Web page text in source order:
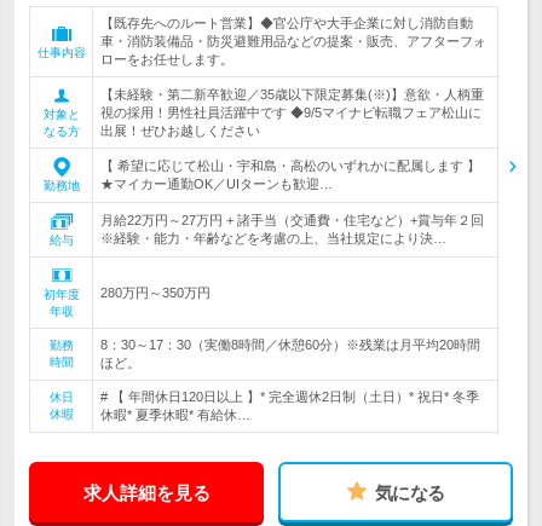
仕事内容
【既存先へのルート営業】◆官公庁や大手企業に対し消防自動
車・消防装備品・防災避難用品などの提案・販売、アフターフォ
ローをお任せします。
対象と
なる方
【未経験・第二新卒歓迎／35歳以下限定募集(※)】意欲・人柄重
視の採用！男性社員活躍中です ◆9/5マイナビ転職フェア松山に
出展！ぜひお越しください
勤務地
【 希望に応じて松山・宇和島・高松のいずれかに配属します 】
★マイカー通勤OK／UIターンも歓迎…
給与
月給22万円～27万円 + 諸手当（交通費・住宅など）+賞与年２回
※経験・能力・年齢などを考慮の上、当社規定により決…
初年度
年収
280万円～350万円
勤務
時間
8：30～17：30（実働8時間／休憩60分）※残業は月平均20時間
ほど。
休日
休暇
# 【 年間休日120日以上 】* 完全週休2日制（土日）* 祝日* 冬季
休暇* 夏季休暇* 有給休…
求人詳細を見る 気になる